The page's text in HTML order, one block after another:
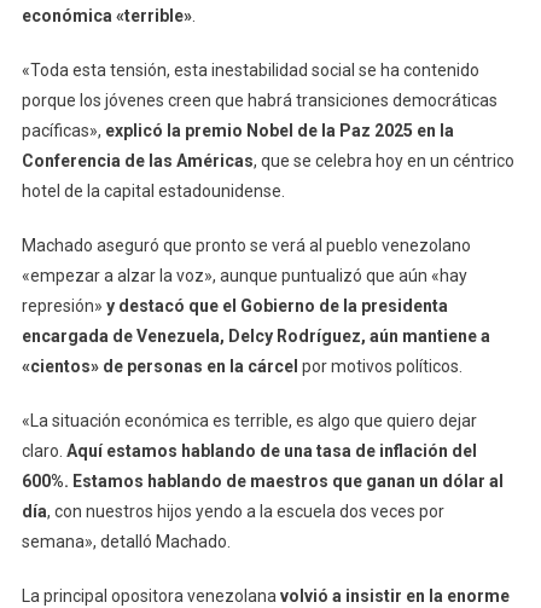
económica «terrible».
«Toda esta tensión, esta inestabilidad social se ha contenido
porque los jóvenes creen que habrá transiciones democráticas
pacíficas», explicó la premio Nobel de la Paz 2025 en la
Conferencia de las Américas, que se celebra hoy en un céntrico
hotel de la capital estadounidense.
Machado aseguró que pronto se verá al pueblo venezolano
«empezar a alzar la voz», aunque puntualizó que aún «hay
represión» y destacó que el Gobierno de la presidenta
encargada de Venezuela, Delcy Rodríguez, aún mantiene a
«cientos» de personas en la cárcel por motivos políticos.
«La situación económica es terrible, es algo que quiero dejar
claro. Aquí estamos hablando de una tasa de inflación del
600%. Estamos hablando de maestros que ganan un dólar al
día, con nuestros hijos yendo a la escuela dos veces por
semana», detalló Machado.
La principal opositora venezolanavolvió a insistir en la enorme